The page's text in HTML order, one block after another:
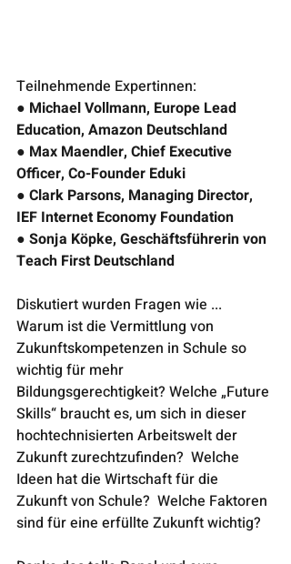
Teilnehmende Expertinnen:
● Michael Vollmann, Europe Lead
Education, Amazon Deutschland
● Max Maendler, Chief Executive
Officer, Co-Founder Eduki
● Clark Parsons, Managing Director,
IEF Internet Economy Foundation
● Sonja Köpke, Geschäftsführerin von
Teach First Deutschland
Diskutiert wurden Fragen wie ...
Warum ist die Vermittlung von
Zukunftskompetenzen in Schule so
wichtig für mehr
Bildungsgerechtigkeit? Welche „Future
Skills“ braucht es, um sich in dieser
hochtechnisierten Arbeitswelt der
Zukunft zurechtzufinden?  Welche
Ideen hat die Wirtschaft für die
Zukunft von Schule?  Welche Faktoren
sind für eine erfüllte Zukunft wichtig?